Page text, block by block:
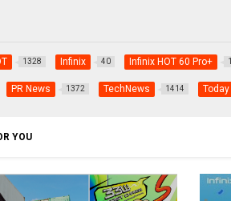
1328 Infinix 40 Infinix HOT 60 Pro+ 1
PR News 1372 TechNews 1414 Today
YOU